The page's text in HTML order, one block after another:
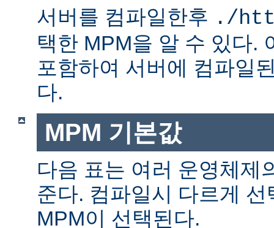
서버를 컴파일한후 ./
택한 MPM을 알 수 있다.
포함하여 서버에 컴파일
다.
MPM 기본값
다음 표는 여러 운영체제
준다. 컴파일시 다르게
MPM이 선택된다.